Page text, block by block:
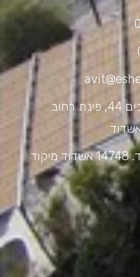
כתובת: רחוב החניכים 44, פינת רחוב
המען למכתבים: ת.ד. 14748 אשדוד מיקוד